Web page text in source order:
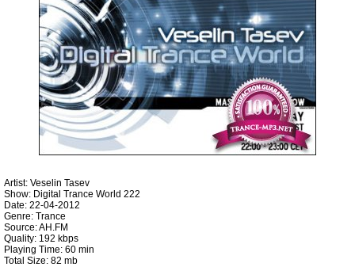
Artist: Veselin Tasev
Show: Digital Trance World 222
Date: 22-04-2012
Genre: Trance
Source: AH.FM
Quality: 192 kbps
Playing Time: 60 min
Total Size: 82 mb